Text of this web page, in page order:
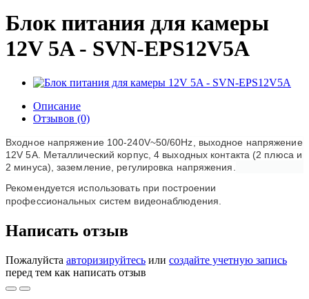
Блок питания для камеры
12V 5A - SVN-EPS12V5A
Описание
Отзывов (0)
Входное напряжение 100-240V~50/60Hz, выходное напряжение
12V 5A. Металлический корпус, 4 выходных контакта (2 плюса и
2 минуса), заземление, регулировка напряжения.
Рекомендуется использовать при построении
профессиональных систем видеонаблюдения.
Написать отзыв
Пожалуйста авторизируйтесь или создайте учетную запись
перед тем как написать отзыв